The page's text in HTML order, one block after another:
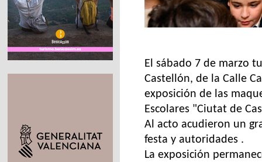
El sábado 7 de marzo
Castellón, de la Calle
exposición de las
Escolares "Ciutat de
Al acto acudieron un
festa y autoridades .
La exposición